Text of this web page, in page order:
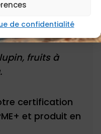
de confidentialité
(angélique,
sel, arôme
fruits à
certification
et produit en